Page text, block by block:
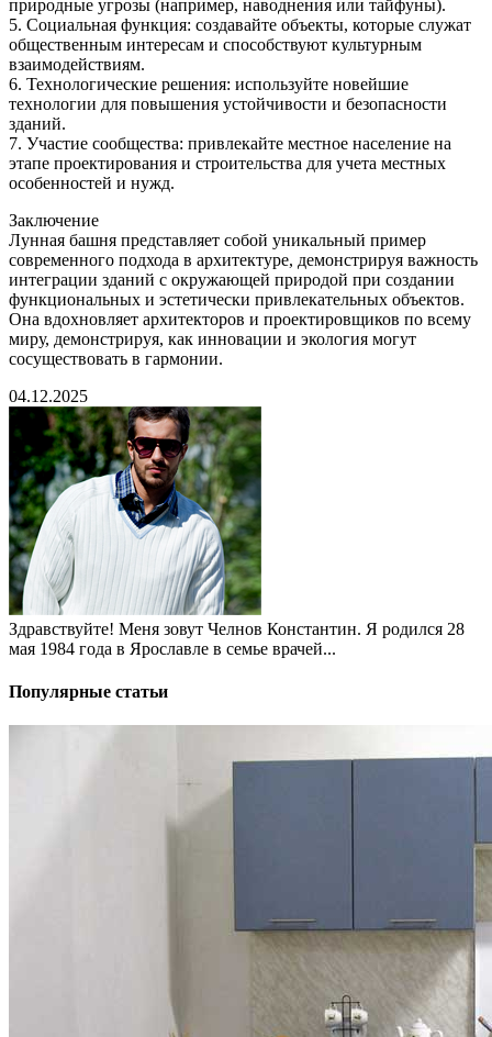
природные угрозы (например, наводнения или тайфуны).
5. Социальная функция: создавайте объекты, которые служат
общественным интересам и способствуют культурным
взаимодействиям.
6. Технологические решения: используйте новейшие
технологии для повышения устойчивости и безопасности
зданий.
7. Участие сообщества: привлекайте местное население на
этапе проектирования и строительства для учета местных
особенностей и нужд.
Заключение
Лунная башня представляет собой уникальный пример
современного подхода в архитектуре, демонстрируя важность
интеграции зданий с окружающей природой при создании
функциональных и эстетически привлекательных объектов.
Она вдохновляет архитекторов и проектировщиков по всему
миру, демонстрируя, как инновации и экология могут
сосуществовать в гармонии.
04.12.2025
Здравствуйте! Меня зовут Челнов Константин. Я родился 28
мая 1984 года в Ярославле в семье врачей...
Популярные статьи